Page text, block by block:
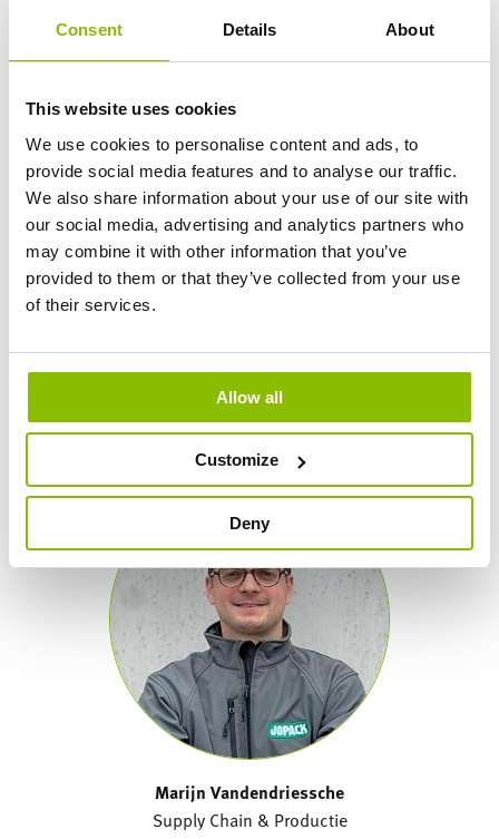
Consent Details About
This website uses cookies
We use cookies to personalise content and ads, to
provide social media features and to analyse our traffic.
We also share information about your use of our site with
our social media, advertising and analytics partners who
may combine it with other information that you’ve
provided to them or that they’ve collected from your use
of their services.
Allow all
Customize
Deny
Bart Louwagie
Planning & logistiek
T +32 473 931 229
Marijn Vandendriessche
Supply Chain & Productie